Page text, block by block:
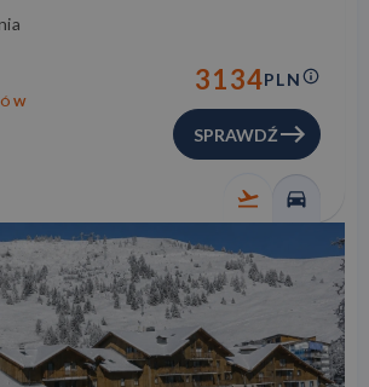
3134PLN
SPRAWDŹ